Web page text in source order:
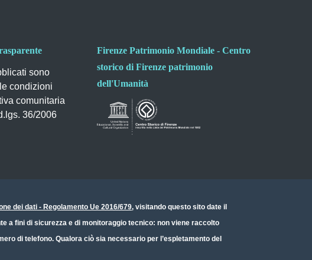
sono
condizioni
comunitaria
36/2006
Firenze Patrimonio Mondiale - Centro
storico di Firenze patrimonio
dell'Umanità
dei dati - Regolamento Ue 2016/679, visitando questo sito date il
a fini di sicurezza e di monitoraggio tecnico: non viene raccolto
di telefono. Qualora ciò sia necessario per l’espletamento del